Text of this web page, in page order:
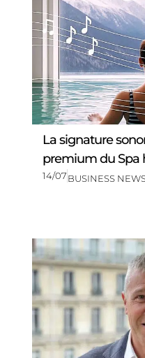
La signature
premium du Spa
14/07BUSINESS